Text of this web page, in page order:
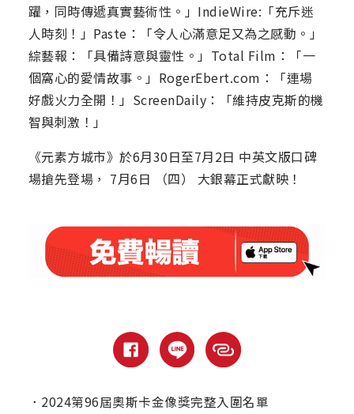
躍，同時傳遞真實藝術性。」IndieWire:「充斥迷
人時刻！」Paste：「令人心滿意足又為之感動。」
綜藝報：「具備詩意與靈性。」Total Film：「一
個窩心的愛情故事。」RogerEbert.com：「連場
好戲火力全開！」ScreenDaily：「維持皮克斯的機
智與刺激！」
《元素方城市》於6月30日至7月2日 中英文版口碑
場搶先登場， 7月6日 （四） 大銀幕正式獻映！
． 2024第96屆奧斯卡金像獎完整入圍名單